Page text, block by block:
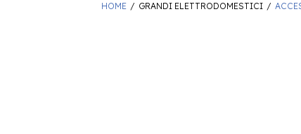
HOME GRANDI ELETTRODOMESTICI